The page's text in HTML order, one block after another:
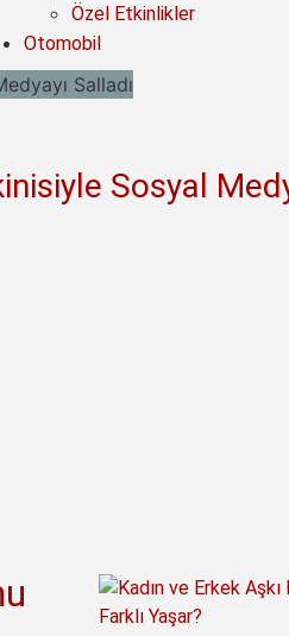
Özel Etkinlikler
Otomobil
Sosyal